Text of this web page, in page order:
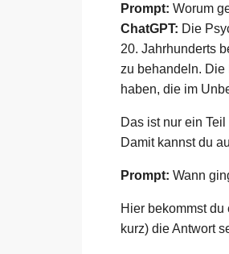
Prompt: Worum
ChatGPT: Die
20. Jahrhunderts
zu behandeln. Die
haben, die im
Das ist nur ein
Damit kannst du
Prompt: Wann
Hier bekommst
kurz) die Antwort